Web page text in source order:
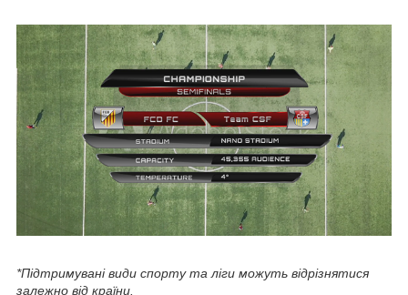
*Підтримувані види спорту та ліги можуть відрізнятися
залежно від країни.